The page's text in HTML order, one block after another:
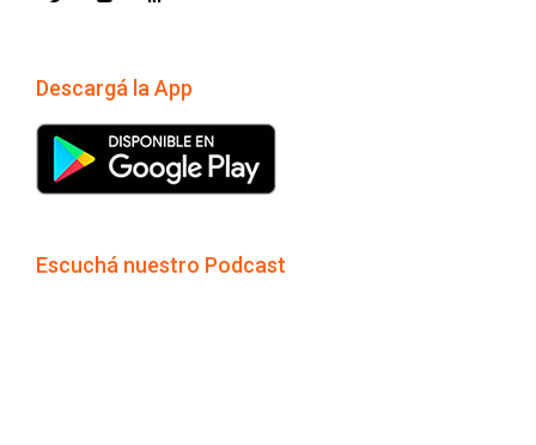
Descargá la App
Escuchá nuestro Podcast